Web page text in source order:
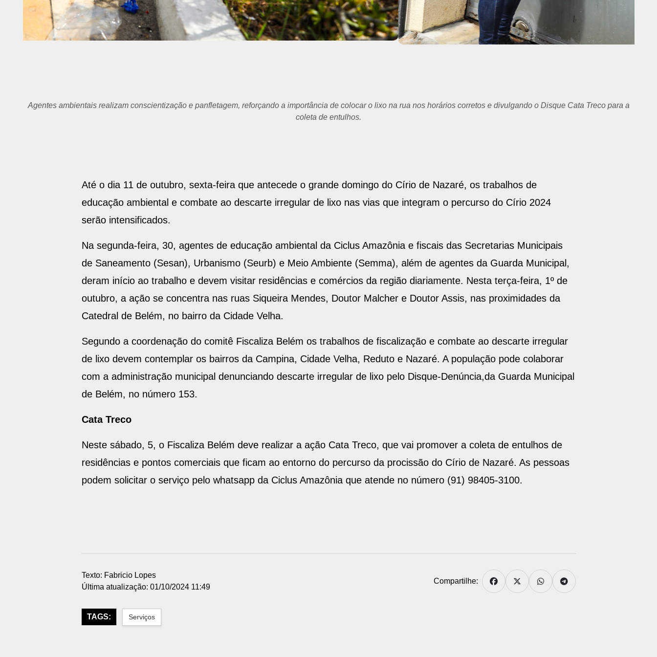
Agentes ambientais realizam conscientização e panfletagem, reforçando a importância de colocar o lixo na rua nos horários corretos e divulgando o Disque Cata Treco para a
coleta de entulhos.
Até o dia 11 de outubro, sexta-feira que antecede o grande domingo do Círio de Nazaré, os trabalhos de
educação ambiental e combate ao descarte irregular de lixo nas vias que integram o percurso do Círio 2024
serão intensificados.
Na segunda-feira, 30, agentes de educação ambiental da Ciclus Amazônia e fiscais das Secretarias Municipais
de Saneamento (Sesan), Urbanismo (Seurb) e Meio Ambiente (Semma), além de agentes da Guarda Municipal,
deram início ao trabalho e devem visitar residências e comércios da região diariamente. Nesta terça-feira, 1º de
outubro, a ação se concentra nas ruas Siqueira Mendes, Doutor Malcher e Doutor Assis, nas proximidades da
Catedral de Belém, no bairro da Cidade Velha.
Segundo a coordenação do comitê Fiscaliza Belém os trabalhos de fiscalização e combate ao descarte irregular
de lixo devem contemplar os bairros da Campina, Cidade Velha, Reduto e Nazaré. A população pode colaborar
com a administração municipal denunciando descarte irregular de lixo pelo Disque-Denúncia,da Guarda Municipal
de Belém, no número 153.
Cata Treco
Neste sábado, 5, o Fiscaliza Belém deve realizar a ação Cata Treco, que vai promover a coleta de entulhos de
residências e pontos comerciais que ficam ao entorno do percurso da procissão do Círio de Nazaré. As pessoas
podem solicitar o serviço pelo whatsapp da Ciclus Amazônia que atende no número (91) 98405-3100.
Texto: Fabricio Lopes
Última atualização: 01/10/2024 11:49
Compartilhe:
TAGS: Serviços